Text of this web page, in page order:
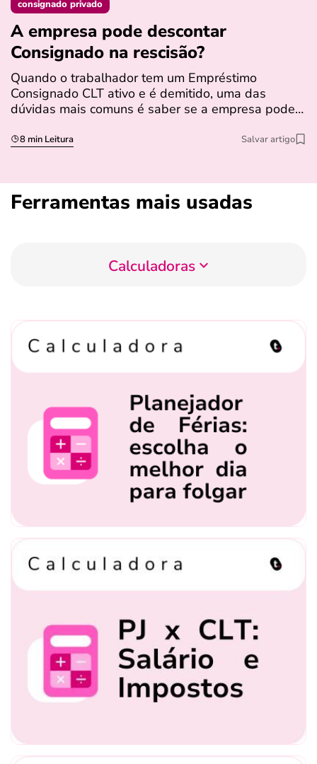
consignado privado
A empresa pode descontar
Consignado na rescisão​?
Quando o trabalhador tem um Empréstimo
Consignado CLT ativo e é demitido, uma das
dúvidas mais comuns é saber se a empresa pode…
8 min Leitura Salvar artigo
Ferramentas mais usadas
Calculadoras